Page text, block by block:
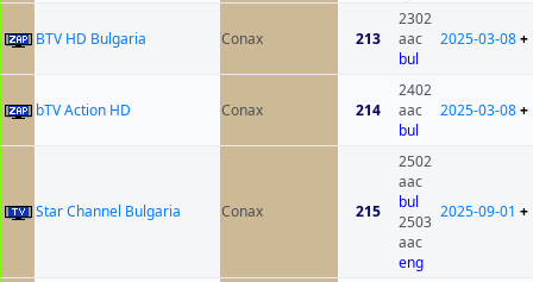
BTV HD Bulgaria Conax 213
2302
aac
bul
2025-03-08+
bTV Action HD Conax 214
2402
aac
bul
2025-03-08+
Star Channel Bulgaria Conax 215
2502
aac
bul
2503
aac
eng
2025-09-01 +